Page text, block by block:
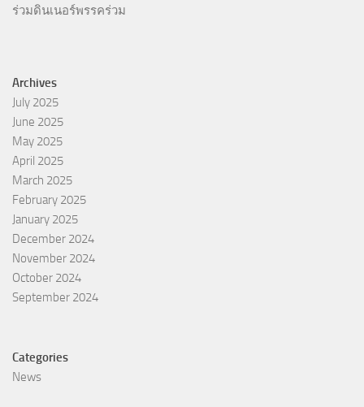
ร่วมดินเนอร์พรรคร่วม
Archives
July 2025
June 2025
May 2025
April 2025
March 2025
February 2025
January 2025
December 2024
November 2024
October 2024
September 2024
Categories
News